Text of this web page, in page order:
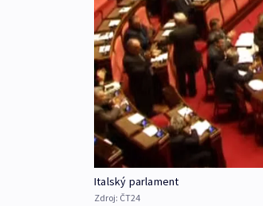
Italský parlament
Zdroj: ČT24